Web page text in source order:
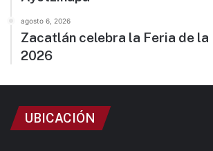
agosto 6, 2026
Zacatlán celebra la Feria de la
2026
UBICACIÓN